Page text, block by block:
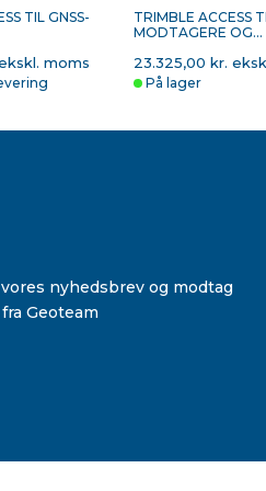
TIL GNSS-
moms
TRIMBLE ACCESS
MODTAGERE OG
23.325,00 kr.
På lager
nyhedsbrev og modtag
Geoteam